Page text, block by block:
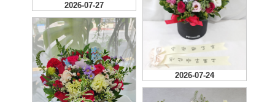
2026-07-27
2026-07-24